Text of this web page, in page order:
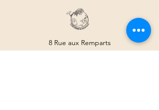
8 Rue aux Remparts